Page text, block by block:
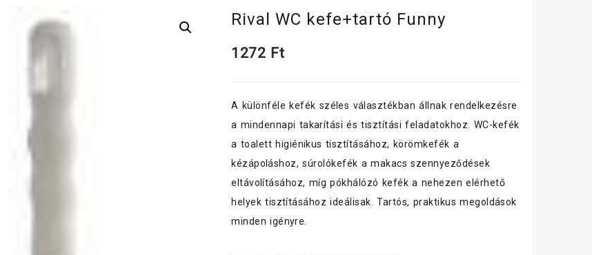
Rival WC kefe+tartó Funny
1272 Ft
A különféle kefék széles választékban állnak rendelkezésre
a mindennapi takarítási és tisztítási feladatokhoz. WC-kefék
a toalett higiénikus tisztításához, körömkefék a
kézápoláshoz, súrolókefék a makacs szennyeződések
eltávolításához, míg pókhálózó kefék a nehezen elérhető
helyek tisztításához ideálisak. Tartós, praktikus megoldások
minden igényre.